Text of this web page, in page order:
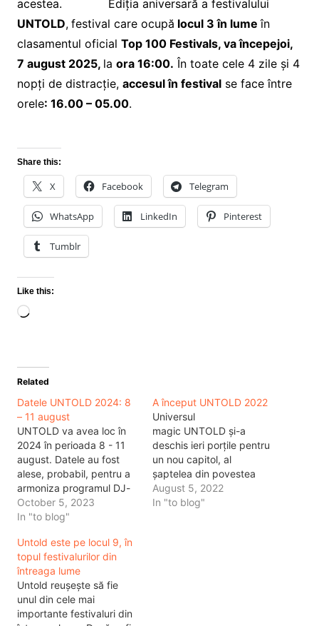
acestea. Ediția aniversară a festivalului
UNTOLD, festival care ocupă locul 3 în lumeîn
clasamentul oficial Top 100 Festivals, va începejoi,
7 august 2025, la ora 16:00. În toate cele 4 zile și 4
nopți de distracție, accesul în festivalse face între
orele: 16.00 – 05.00.
Share this:
X Facebook Telegram
WhatsApp LinkedIn Pinterest
Tumblr
Like this:
Loading…
Related
Datele UNTOLD 2024: 8
– 11 august
UNTOLD va avea loc în
2024 în perioada 8 - 11
august. Datele au fost
alese, probabil, pentru a
armoniza programul DJ-
ilor care vor fi foarte
aglomerați anul care vine.
la anul vom avea foarte
multe festivaluri și
concerte în perioada
verii.Decizia UNTOLD de
a fi…
October 5, 2023
In "to blog"
A început UNTOLD 2022
Universul
magic UNTOLD și-a
deschis ieri porțile pentru
un nou capitol, al
șaptelea din povestea
trăită, în prima zi de
festival, de peste 85.000
August 5, 2022
In "to blog"
Untold este pe locul 9, în
topul festivalurilor din
întreaga lume
Untold reușește să fie
unul din cele mai
importante festivaluri din